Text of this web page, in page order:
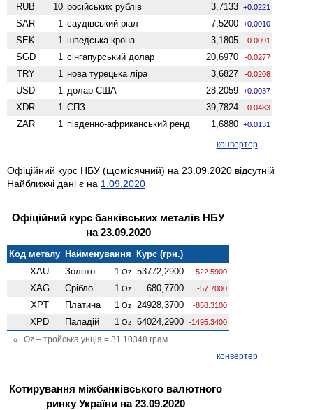
RUB 10 російських рублів 3,7133 +0.0221
SAR 1 саудівський ріал 7,5200 +0.0010
SEK 1 шведська крона 3,1805 -0.0091
SGD 1 сінгапурський долар 20,6970 -0.0277
TRY 1 нова турецька ліра 3,6827 -0.0208
USD 1 долар США 28,2059 +0.0037
XDR 1 СПЗ 39,7824 -0.0483
ZAR 1 південно-африканський ренд 1,6880 +0.0131
конвертер
Офіційний курс НБУ (щомісячний) на 23.09.2020 відсутній
Найближчі дані є на 1.09.2020
Офіційний курс банківських металів НБУ
на 23.09.2020
Код металу Найменування Курс (грн.)
XAU
Золото 1 Oz 53772,2900 -522.5900
XAG Срібло 1 Oz 680,7700 -57.7000
XPT Платина 1 Oz 24928,3700 -858.3100
XPD Паладій 1 Oz 64024,2900 -1495.3400
Oz – тройська унція = 31.10348 грам
конвертер
Котирування міжбанківського валютного
ринку України на 23.09.2020